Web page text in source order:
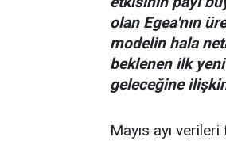
olan Egea'nın
modelin hala
beklenen ilk yeni
geleceğine
Mayıs ayı